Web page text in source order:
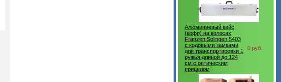
Алюминиевый кейс
(кофр) на колесах
Franzen Solingen 5403
с кодовыми замками
для транспортировки 1
ружья длиной до 124
см с оптическим
прицелом
0 руб.